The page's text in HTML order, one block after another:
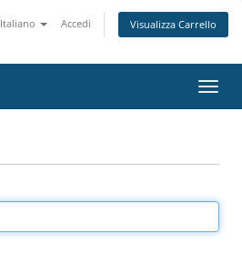
Italiano Accedi Visualizza Carrello